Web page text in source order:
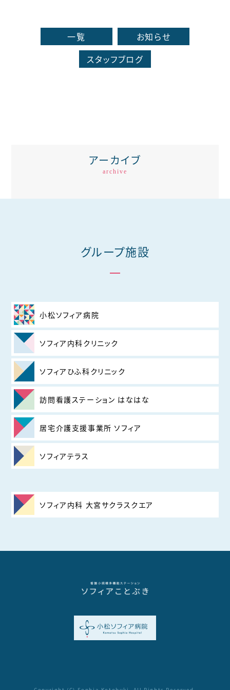
一覧
お知らせ
スタッフブログ
アーカイブ
archive
グループ施設
小松ソフィア病院
ソフィア内科クリニック
ソフィアひふ科クリニック
訪問看護ステーション はなはな
居宅介護支援事業所 ソフィア
ソフィアテラス
ソフィア内科 大宮サクラスクエア